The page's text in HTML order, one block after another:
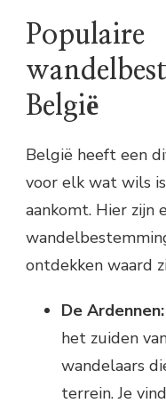
Populaire
België
België heeft een
voor elk wat wils
aankomt. Hier zijn
ontdekken waard
De Ardennen:
het zuiden
wandelaars
terrein. Je